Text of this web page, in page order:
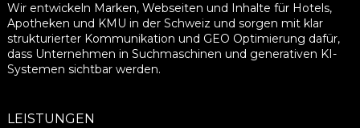
Wir entwickeln Marken, Webseiten und Inhalte für Hotels,
Apotheken und KMU in der Schweiz und sorgen mit klar
strukturierter Kommunikation und GEO Optimierung dafür,
dass Unternehmen in Suchmaschinen und generativen KI-
Systemen sichtbar werden.
LEISTUNGEN